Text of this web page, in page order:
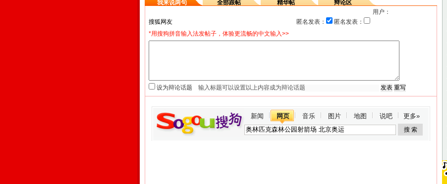
我来说两句 全部跟帖 精华帖
辩论区
用户：
匿名发表：
匿名发表：
*用搜狗拼音输入法发帖子，体验更流畅的中文输入>>
设为辩论话题
新闻 网页 音乐 图片 地图 说吧 更多»